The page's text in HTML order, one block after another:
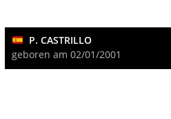
P. CASTRILLO
geboren am 02/01/2001